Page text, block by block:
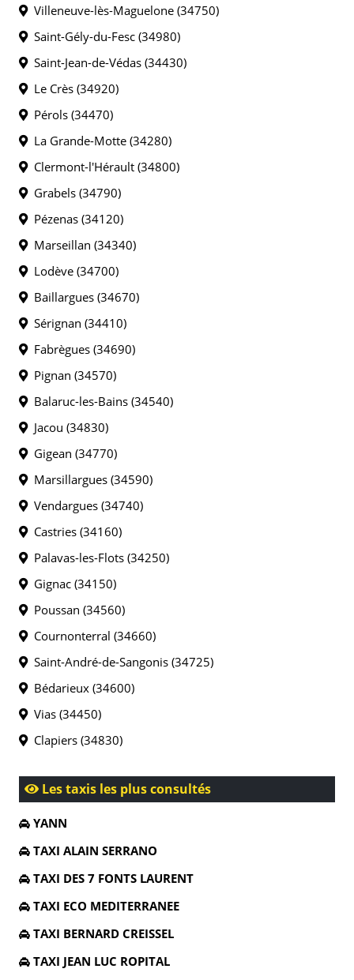
Villeneuve-lès-Maguelone (34750)
Saint-Gély-du-Fesc (34980)
Saint-Jean-de-Védas (34430)
Le Crès (34920)
Pérols (34470)
La Grande-Motte (34280)
Clermont-l'Hérault (34800)
Grabels (34790)
Pézenas (34120)
Marseillan (34340)
Lodève (34700)
Baillargues (34670)
Sérignan (34410)
Fabrègues (34690)
Pignan (34570)
Balaruc-les-Bains (34540)
Jacou (34830)
Gigean (34770)
Marsillargues (34590)
Vendargues (34740)
Castries (34160)
Palavas-les-Flots (34250)
Gignac (34150)
Poussan (34560)
Cournonterral (34660)
Saint-André-de-Sangonis (34725)
Bédarieux (34600)
Vias (34450)
Clapiers (34830)
Les taxis les plus consultés
YANN
TAXI ALAIN SERRANO
TAXI DES 7 FONTS LAURENT
TAXI ECO MEDITERRANEE
TAXI BERNARD CREISSEL
TAXI JEAN LUC ROPITAL